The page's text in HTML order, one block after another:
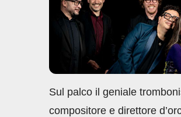
b
o
o
k
p
dI
n
Sul palco il geniale
compositore e direttore